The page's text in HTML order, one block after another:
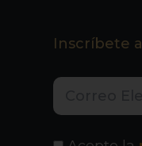
Inscríbete